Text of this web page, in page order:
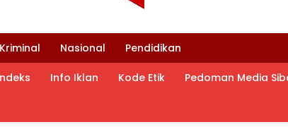
Kriminal Nasional Pendidikan
Info Iklan Kode Etik Pedoman Media